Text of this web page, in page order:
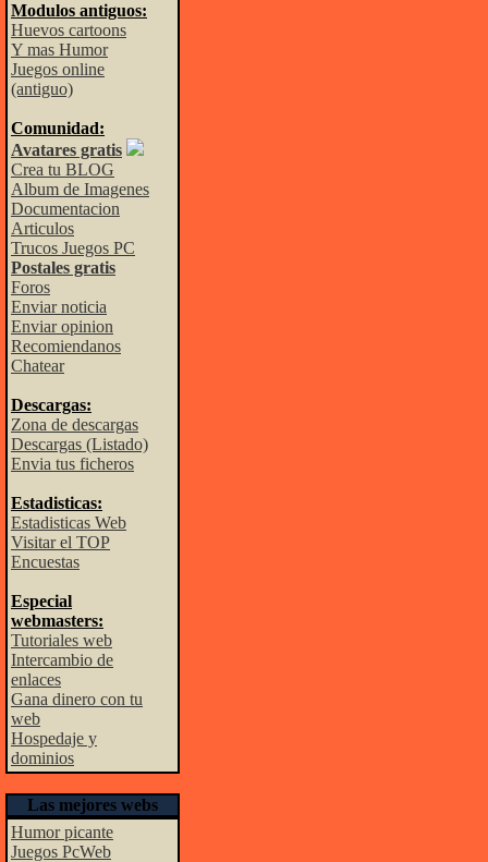
Modulos antiguos:
Huevos cartoons
Y mas Humor
Juegos online
(antiguo)
Comunidad:
Avatares gratis
Crea tu BLOG
Album de Imagenes
Documentacion
Articulos
Trucos Juegos PC
Postales gratis
Foros
Enviar noticia
Enviar opinion
Recomiendanos
Chatear
Descargas:
Zona de descargas
Descargas (Listado)
Envia tus ficheros
Estadisticas:
Estadisticas Web
Visitar el TOP
Encuestas
Especial
webmasters:
Tutoriales web
Intercambio de
enlaces
Gana dinero con tu
web
Hospedaje y
dominios
Las mejores webs
Humor picante
Juegos PcWeb